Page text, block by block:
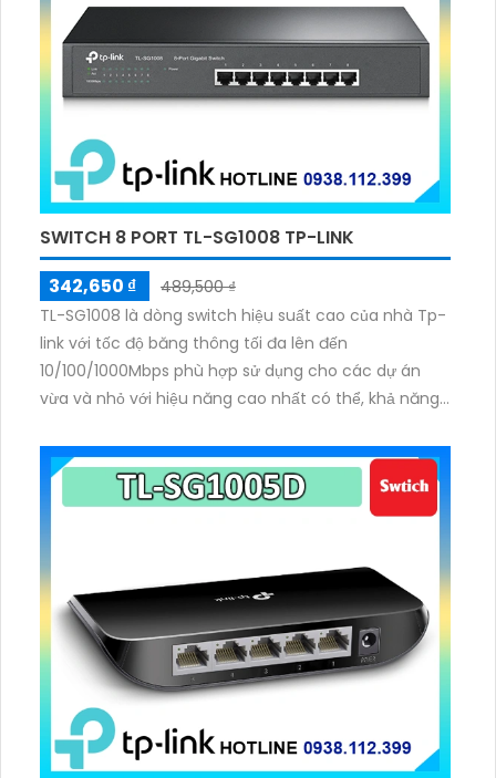
SWITCH 8 PORT TL-SG1008 TP-LINK
342,650 ₫
489,500 ₫
TL-SG1008 là dòng switch hiệu suất cao của nhà Tp-
link với tốc độ băng thông tối đa lên đến
10/100/1000Mbps phù hợp sử dụng cho các dự án
vừa và nhỏ với hiệu năng cao nhất có thể, khả năng